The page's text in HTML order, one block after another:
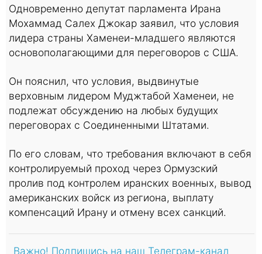
Одновременно депутат парламента Ирана
Мохаммад Салех Джокар заявил, что условия
лидера страны Хаменеи-младшего являются
основополагающими для переговоров с США.
Он пояснил, что условия, выдвинутые
верховным лидером Муджтабой Хаменеи, не
подлежат обсуждению на любых будущих
переговорах с Соединенными Штатами.
По его словам, что требования включают в себя
контролируемый проход через Ормузский
пролив под контролем иранских военных, вывод
американских войск из региона, выплату
компенсаций Ирану и отмену всех санкций.
Важно! Подпишись на наш Телеграм-канал